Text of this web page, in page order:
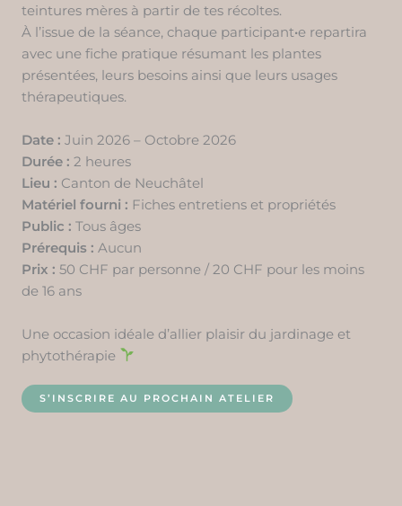
teintures mères à partir de tes récoltes.
À l’issue de la séance, chaque participant·e repartira
avec une fiche pratique résumant les plantes
présentées, leurs besoins ainsi que leurs usages
thérapeutiques.
Date : Juin 2026 – Octobre 2026
Durée : 2 heures
Lieu : Canton de Neuchâtel
Matériel fourni : Fiches entretiens et propriétés
Public : Tous âges
Prérequis : Aucun
Prix : 50 CHF par personne / 20 CHF pour les moins
de 16 ans
Une occasion idéale d’allier plaisir du jardinage et
phytothérapie
S’INSCRIRE AU PROCHAIN ATELIER